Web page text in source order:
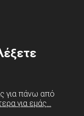
για πάνω από
για εμάς...